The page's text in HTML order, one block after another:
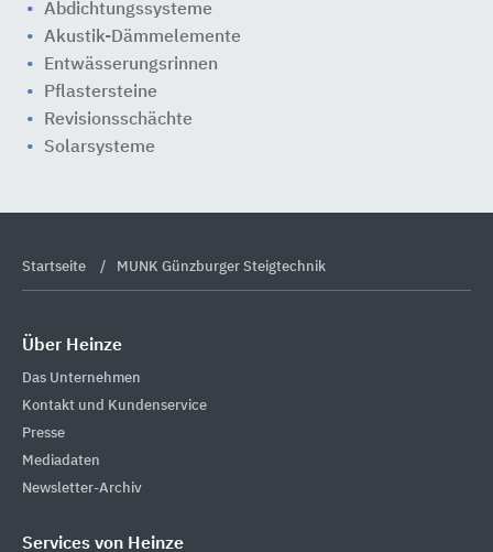
Abdichtungssysteme
Akustik-Dämmelemente
Entwässerungsrinnen
Pflastersteine
Revisionsschächte
Solarsysteme
Startseite MUNK Günzburger Steigtechnik
Über Heinze
Das Unternehmen
Kontakt und Kundenservice
Presse
Mediadaten
Newsletter-Archiv
Services von Heinze